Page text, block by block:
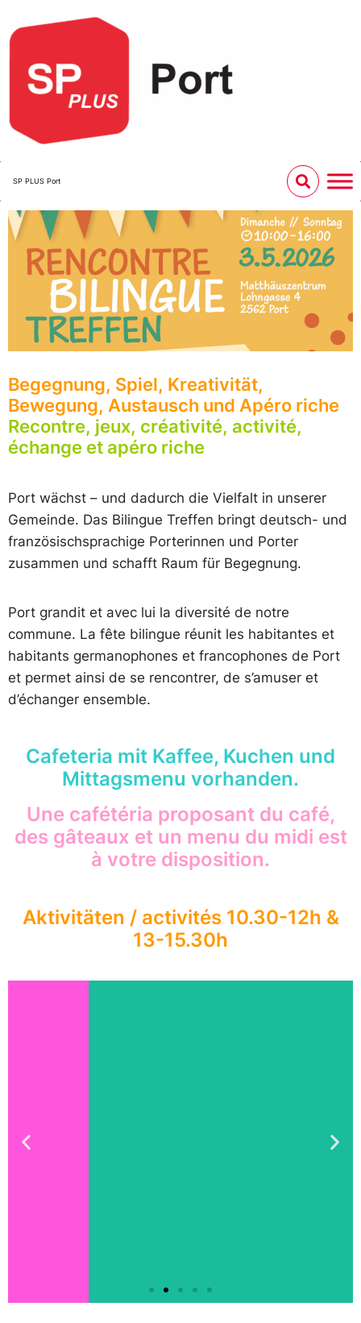
SP PLUS Port
Begegnung, Spiel, Kreativität,
Bewegung, Austausch und Apéro riche
Recontre, jeux, créativité, activité,
échange et apéro riche
Port wächst – und dadurch die Vielfalt in unserer
Gemeinde. Das Bilingue Treffen bringt deutsch- und
französischsprachige Porterinnen und Porter
zusammen und schafft Raum für Begegnung.
Port grandit et avec lui la diversité de notre
commune. La fête bilingue réunit les habitantes et
habitants germanophones et francophones de Port
et permet ainsi de se rencontrer, de s’amuser et
d’échanger ensemble.
Cafeteria mit Kaffee, Kuchen und
Mittagsmenu vorhanden.
Une cafétéria proposant du café,
des gâteaux et un menu du midi est
à votre disposition.
Aktivitäten / activités 10.30-12h &
13-15.30h